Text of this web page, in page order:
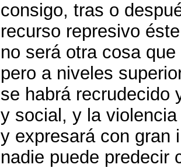
consigo, tras o
recurso represivo
no será otra cosa
pero a niveles
se habrá recrudecido
y social, y la
y expresará con gran
nadie puede predecir